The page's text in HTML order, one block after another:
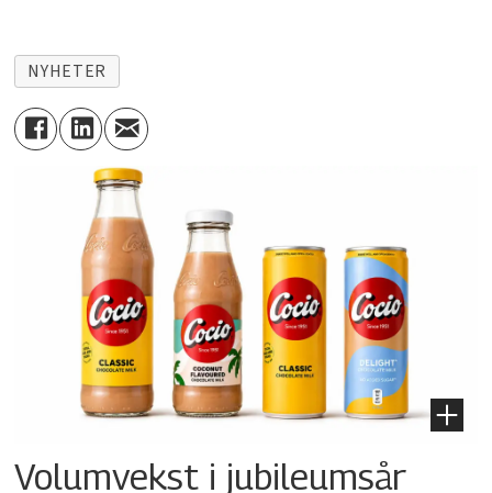
NYHETER
Volumvekst i jubileumsår